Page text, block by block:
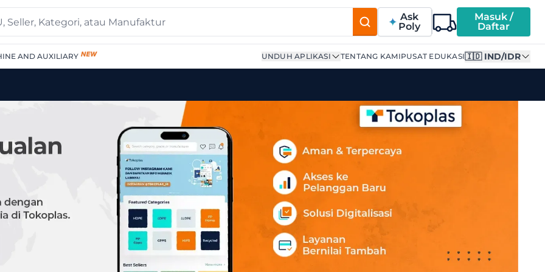
Ask
Poly
Masuk /
Daftar
AND AUXILIARY UNDUH APLIKASI TENTANG KAMIPUSAT EDUKASI🇮🇩 IND/IDR
cup" di Tokoplas